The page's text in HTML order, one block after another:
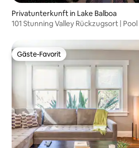
Privatunterkunft in Lake Balboa
101 Stunning Valley Rückzugsort | Pool
Gäste-Favorit
Gäste-Favorit